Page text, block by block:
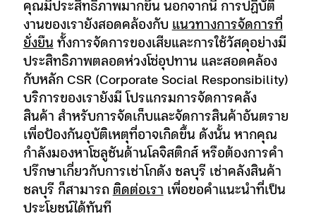
คุณมีประสิทธิภาพมากขึ้น นอกจากนี้ การปฏิบัติ
งานของเรายังสอดคล้องกับ แนวทางการจัดการที่
ยั่งยืน ทั้งการจัดการของเสียและการใช้วัสดุอย่างมี
ประสิทธิภาพตลอดห่วงโซ่อุปทาน และสอดคล้อง
กับหลัก CSR (Corporate Social Responsibility)
บริการของเรายังมี
โปรแกรมการจัดการคลัง
สินค้า สำหรับการจัดเก็บและจัดการสินค้าอันตราย
เพื่อป้องกันอุบัติเหตุที่อาจเกิดขึ้น ดังนั้น หากคุณ
กำลังมองหาโซลูชันด้านโลจิสติกส์ หรือต้องการคำ
ปรึกษาเกี่ยวกับการเช่าโกดัง ชลบุรี เช่าคลังสินค้า
ชลบุรี ก็สามารถ ติดต่อเรา เพื่อขอคำแนะนำที่เป็น
ประโยชน์ได้ทันที